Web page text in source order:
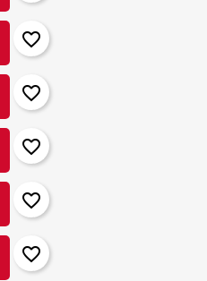
favorite_border
favorite_border
favorite_border
favorite_border
favorite_border